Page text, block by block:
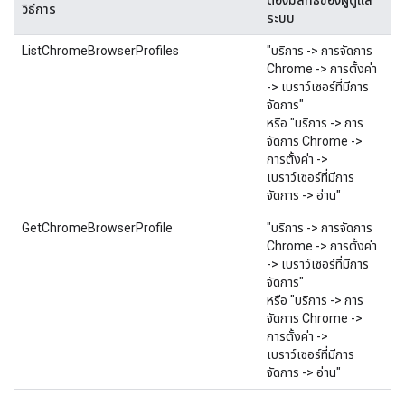
วิธีการ
ระบบ
ListChromeBrowserProfiles
"บริการ -> การจัดการ
Chrome -> การตั้งค่า
-> เบราว์เซอร์ที่มีการ
จัดการ"
หรือ "บริการ -> การ
จัดการ Chrome ->
การตั้งค่า ->
เบราว์เซอร์ที่มีการ
จัดการ -> อ่าน"
GetChromeBrowserProfile
"บริการ -> การจัดการ
Chrome -> การตั้งค่า
-> เบราว์เซอร์ที่มีการ
จัดการ"
หรือ "บริการ -> การ
จัดการ Chrome ->
การตั้งค่า ->
เบราว์เซอร์ที่มีการ
จัดการ -> อ่าน"